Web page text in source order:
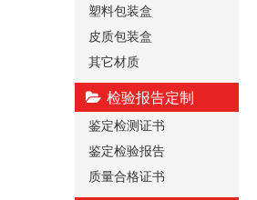
塑料包装盒
皮质包装盒
其它材质
检验报告定制
鉴定检测证书
鉴定检验报告
质量合格证书